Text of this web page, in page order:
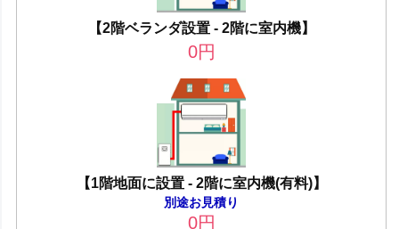
【2階ベランダ設置 - 2階に室内機】
0円
【1階地面に設置 - 2階に室内機(有料)】
別途お見積り
0円